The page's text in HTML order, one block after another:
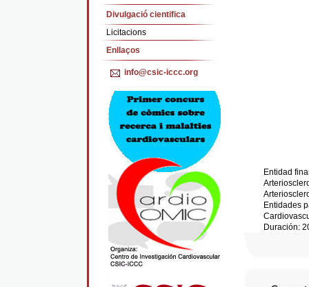
Divulgació cientifica
Licitacions
Enllaços
info@csic-iccc.org
Entidad
Entidades
Duración: